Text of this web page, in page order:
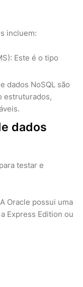
incluem:
Este é o tipo
dados NoSQL são
estruturados,
dados
testar e
Oracle possui uma
Express Edition ou